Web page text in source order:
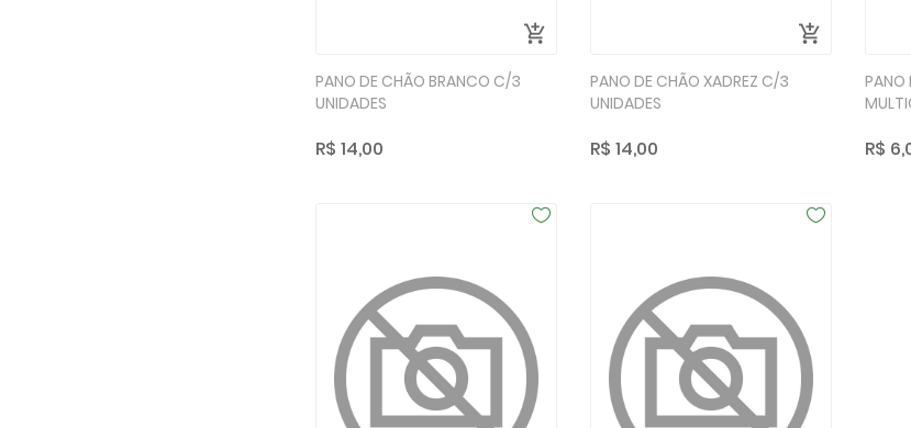
PANO DE CHÃO BRANCO C/3
UNIDADES
R$ 14,00
PANO DE CHÃO XADREZ C/3
UNIDADES
R$ 14,00
PANO
R$